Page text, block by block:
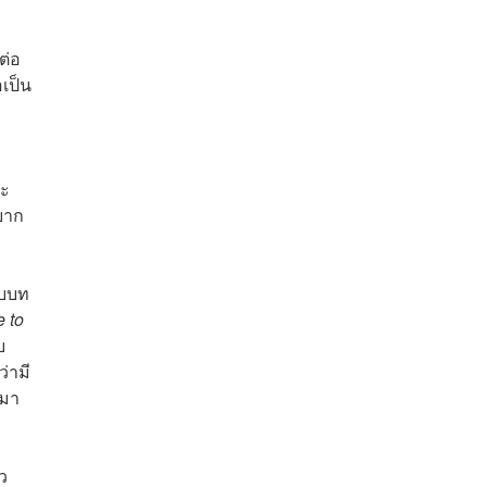
อ
ป็น
ก
บท
to
ามี
า